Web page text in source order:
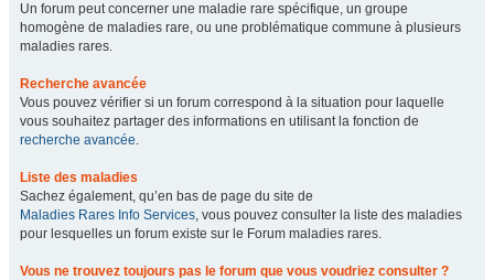
Un forum peut concerner une maladie rare spécifique, un groupe
homogène de maladies rare, ou une problématique commune à plusieurs
maladies rares.
Recherche avancée
Vous pouvez vérifier si un forum correspond à la situation pour laquelle
vous souhaitez partager des informations en utilisant la fonction de
recherche avancée.
Liste des maladies
Sachez également, qu’en bas de page du site de
Maladies Rares Info Services, vous pouvez consulter la liste des maladies
pour lesquelles un forum existe sur le Forum maladies rares.
Vous ne trouvez toujours pas le forum que vous voudriez consulter ?